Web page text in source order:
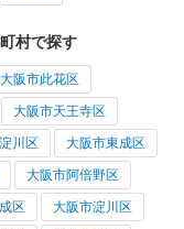
村で探す
大阪市此花区
大阪市天王寺区
川区 大阪市東成区
大阪市阿倍野区
区 大阪市淀川区